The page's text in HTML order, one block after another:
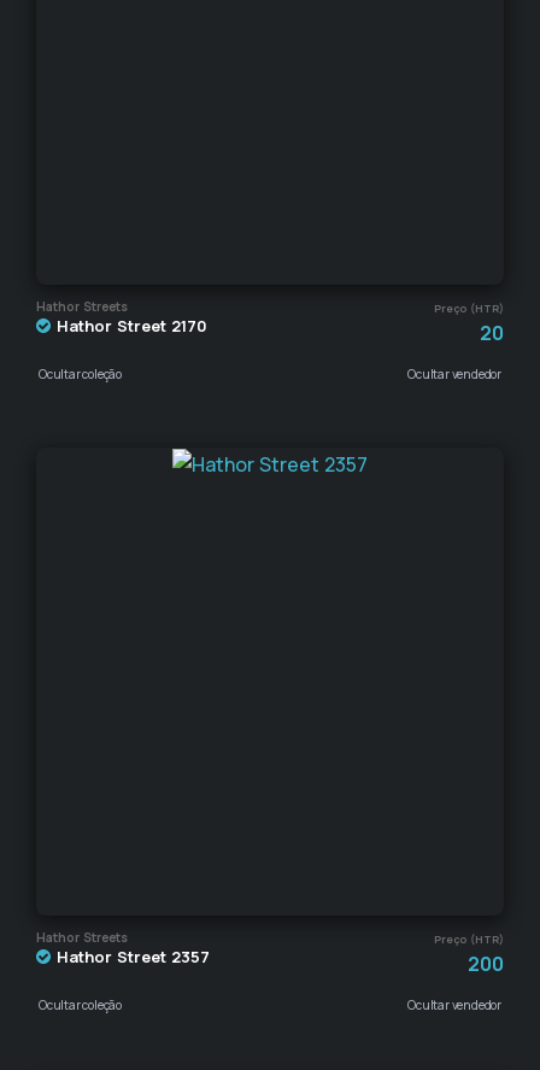
Hathor Streets Preço (HTR)
Hathor Street 2170 20
Ocultar coleção Ocultar vendedor
Hathor Streets Preço (HTR)
Hathor Street 2357 200
Ocultar coleção Ocultar vendedor